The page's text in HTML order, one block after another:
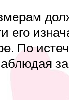
его
По